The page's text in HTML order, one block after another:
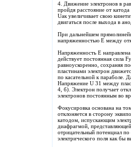
4. Движение электронов в
пройдя расстояние от
Uак увеличивает свою
двигаться после выхода в
При дальнейшем
напряженностью Е между
Напряженность Е
действует постоянная сила
равноускоренно, сохраняя
пластинами электрон
по касательной к параболе.
Напряжение U 31 между
4, б). Электрон получает
электронов постоянным во
Фокусировка основана на
отклоняется в сторону
катодом, испускающим
диафрагмой,
отрицательный потенциал
электрического поля как бы